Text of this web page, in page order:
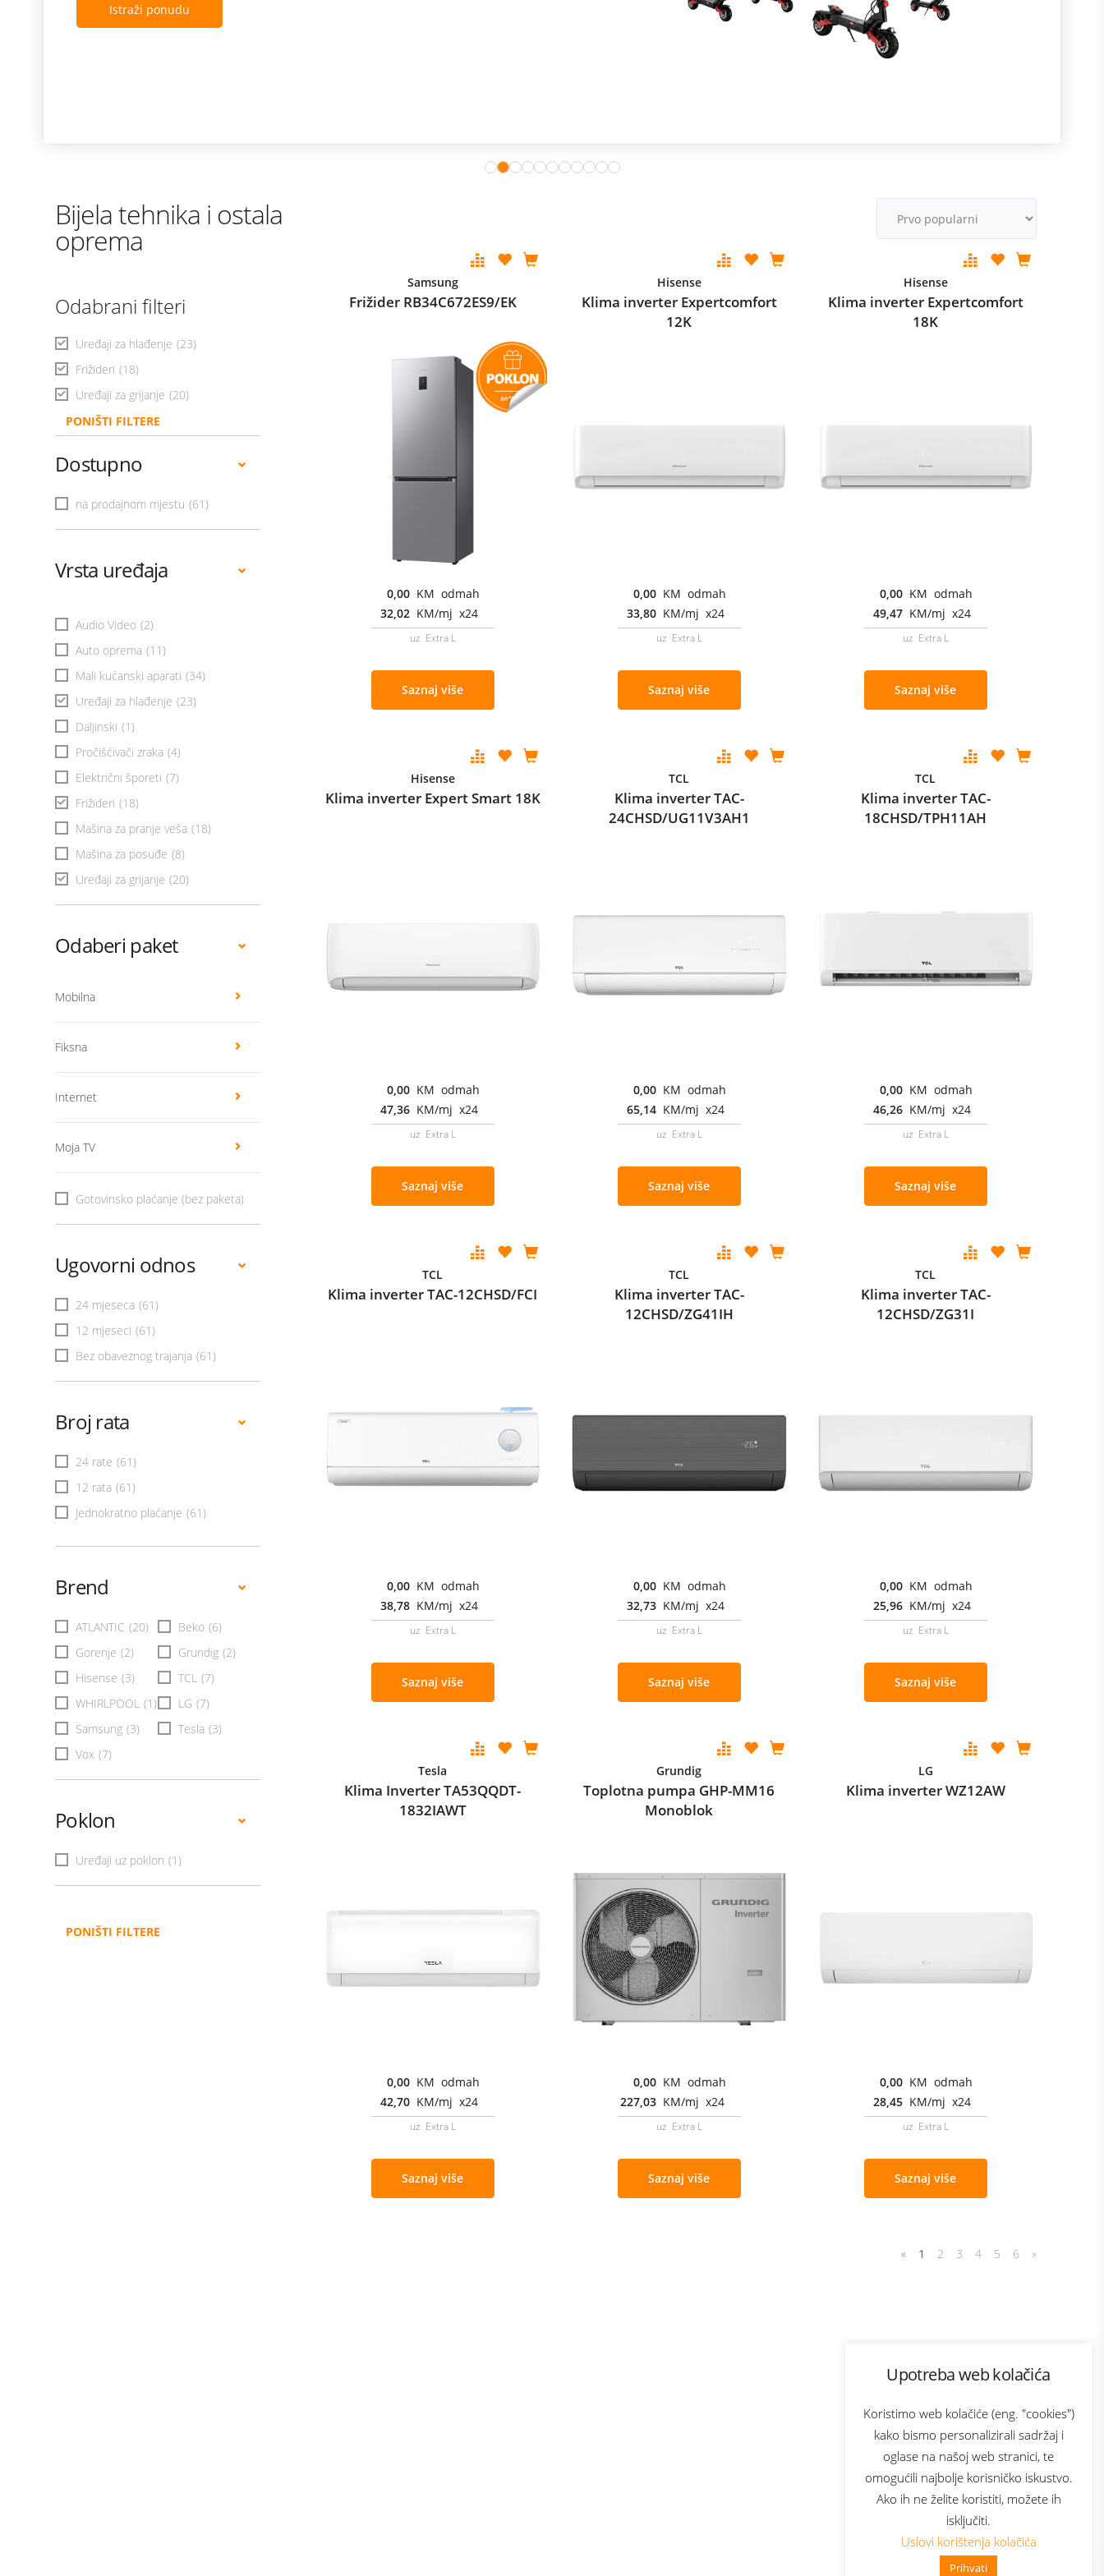
Upotreba web kolačića
Koristimo web kolačiće (eng. "cookies")
kako bismo personalizirali sadržaj i
oglase na našoj web stranici, te
omogućili najbolje korisničko iskustvo.
Ako ih ne želite koristiti, možete ih
isključiti.
Uslovi korištenja kolačića
Prihvati
👋 Zdravo, kako mogu pomoći?
Istraži ponudu
Bijela tehnika i ostala
oprema
Odabrani filteri
Uređaji za hlađenje (23)
Frižideri (18)
Uređaji za grijanje (20)
PONIŠTI FILTERE
Dostupno
na prodajnom mjestu (61)
Vrsta uređaja
Audio Video (2)
Auto oprema (11)
Mali kućanski aparati (34)
Uređaji za hlađenje (23)
Daljinski (1)
Pročišćivači zraka (4)
Električni šporeti (7)
Frižideri (18)
Mašina za pranje veša (18)
Mašina za posuđe (8)
Uređaji za grijanje (20)
Odaberi paket
Mobilna
Fiksna
Internet
Moja TV
Gotovinsko plaćanje (bez paketa)
Ugovorni odnos
24 mjeseca (61)
12 mjeseci (61)
Bez obaveznog trajanja (61)
Broj rata
24 rate (61)
12 rata (61)
Jednokratno plaćanje (61)
Brend
ATLANTIC (20) Beko (6)
Gorenje (2) Grundig (2)
Hisense (3) TCL (7)
WHIRLPOOL (1) LG (7)
Samsung (3) Tesla (3)
Vox (7)
Poklon
Uređaji uz poklon (1)
PONIŠTI FILTERE
Samsung
Frižider RB34C672ES9/EK
0,00 KM odmah
32,02 KM/mj x24
uz Extra L
Saznaj više
Hisense
Klima inverter Expertcomfort
12K
0,00 KM odmah
33,80 KM/mj x24
uz Extra L
Saznaj više
Hisense
Klima inverter Expertcomfort
18K
0,00 KM odmah
49,47 KM/mj x24
uz Extra L
Saznaj više
Hisense
Klima inverter Expert Smart 18K
0,00 KM odmah
47,36 KM/mj x24
uz Extra L
Saznaj više
TCL
Klima inverter TAC-
24CHSD/UG11V3AH1
0,00 KM odmah
65,14 KM/mj x24
uz Extra L
Saznaj više
TCL
Klima inverter TAC-
18CHSD/TPH11AH
0,00 KM odmah
46,26 KM/mj x24
uz Extra L
Saznaj više
TCL
Klima inverter TAC-12CHSD/FCI
0,00 KM odmah
38,78 KM/mj x24
uz Extra L
Saznaj više
TCL
Klima inverter TAC-
12CHSD/ZG41IH
0,00 KM odmah
32,73 KM/mj x24
uz Extra L
Saznaj više
TCL
Klima inverter TAC-
12CHSD/ZG31I
0,00 KM odmah
25,96 KM/mj x24
uz Extra L
Saznaj više
Tesla
Klima Inverter TA53QQDT-
1832IAWT
0,00 KM odmah
42,70 KM/mj x24
uz Extra L
Saznaj više
Grundig
Toplotna pumpa GHP-MM16
Monoblok
0,00 KM odmah
227,03 KM/mj x24
uz Extra L
Saznaj više
LG
Klima inverter WZ12AW
0,00 KM odmah
28,45 KM/mj x24
uz Extra L
Saznaj više
« 1 2 3 4 5 6 »
Bonus plus
Prijava za newsletter